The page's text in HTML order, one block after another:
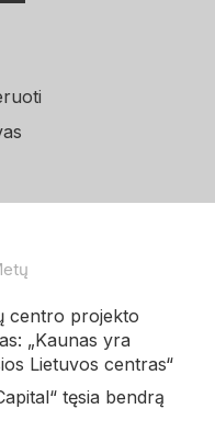
centro projekto
„Kaunas yra
Lietuvos centras“
tęsia bendrą